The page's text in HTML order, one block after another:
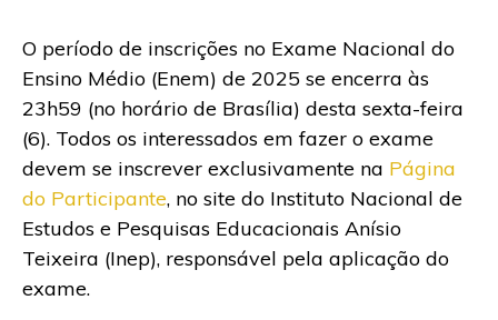
O período de inscrições no Exame Nacional do
Ensino Médio (Enem) de 2025 se encerra às
23h59 (no horário de Brasília) desta sexta-feira
(6). Todos os interessados em fazer o exame
devem se inscrever exclusivamente na Página
do Participante, no site do Instituto Nacional de
Estudos e Pesquisas Educacionais Anísio
Teixeira (Inep), responsável pela aplicação do
exame.